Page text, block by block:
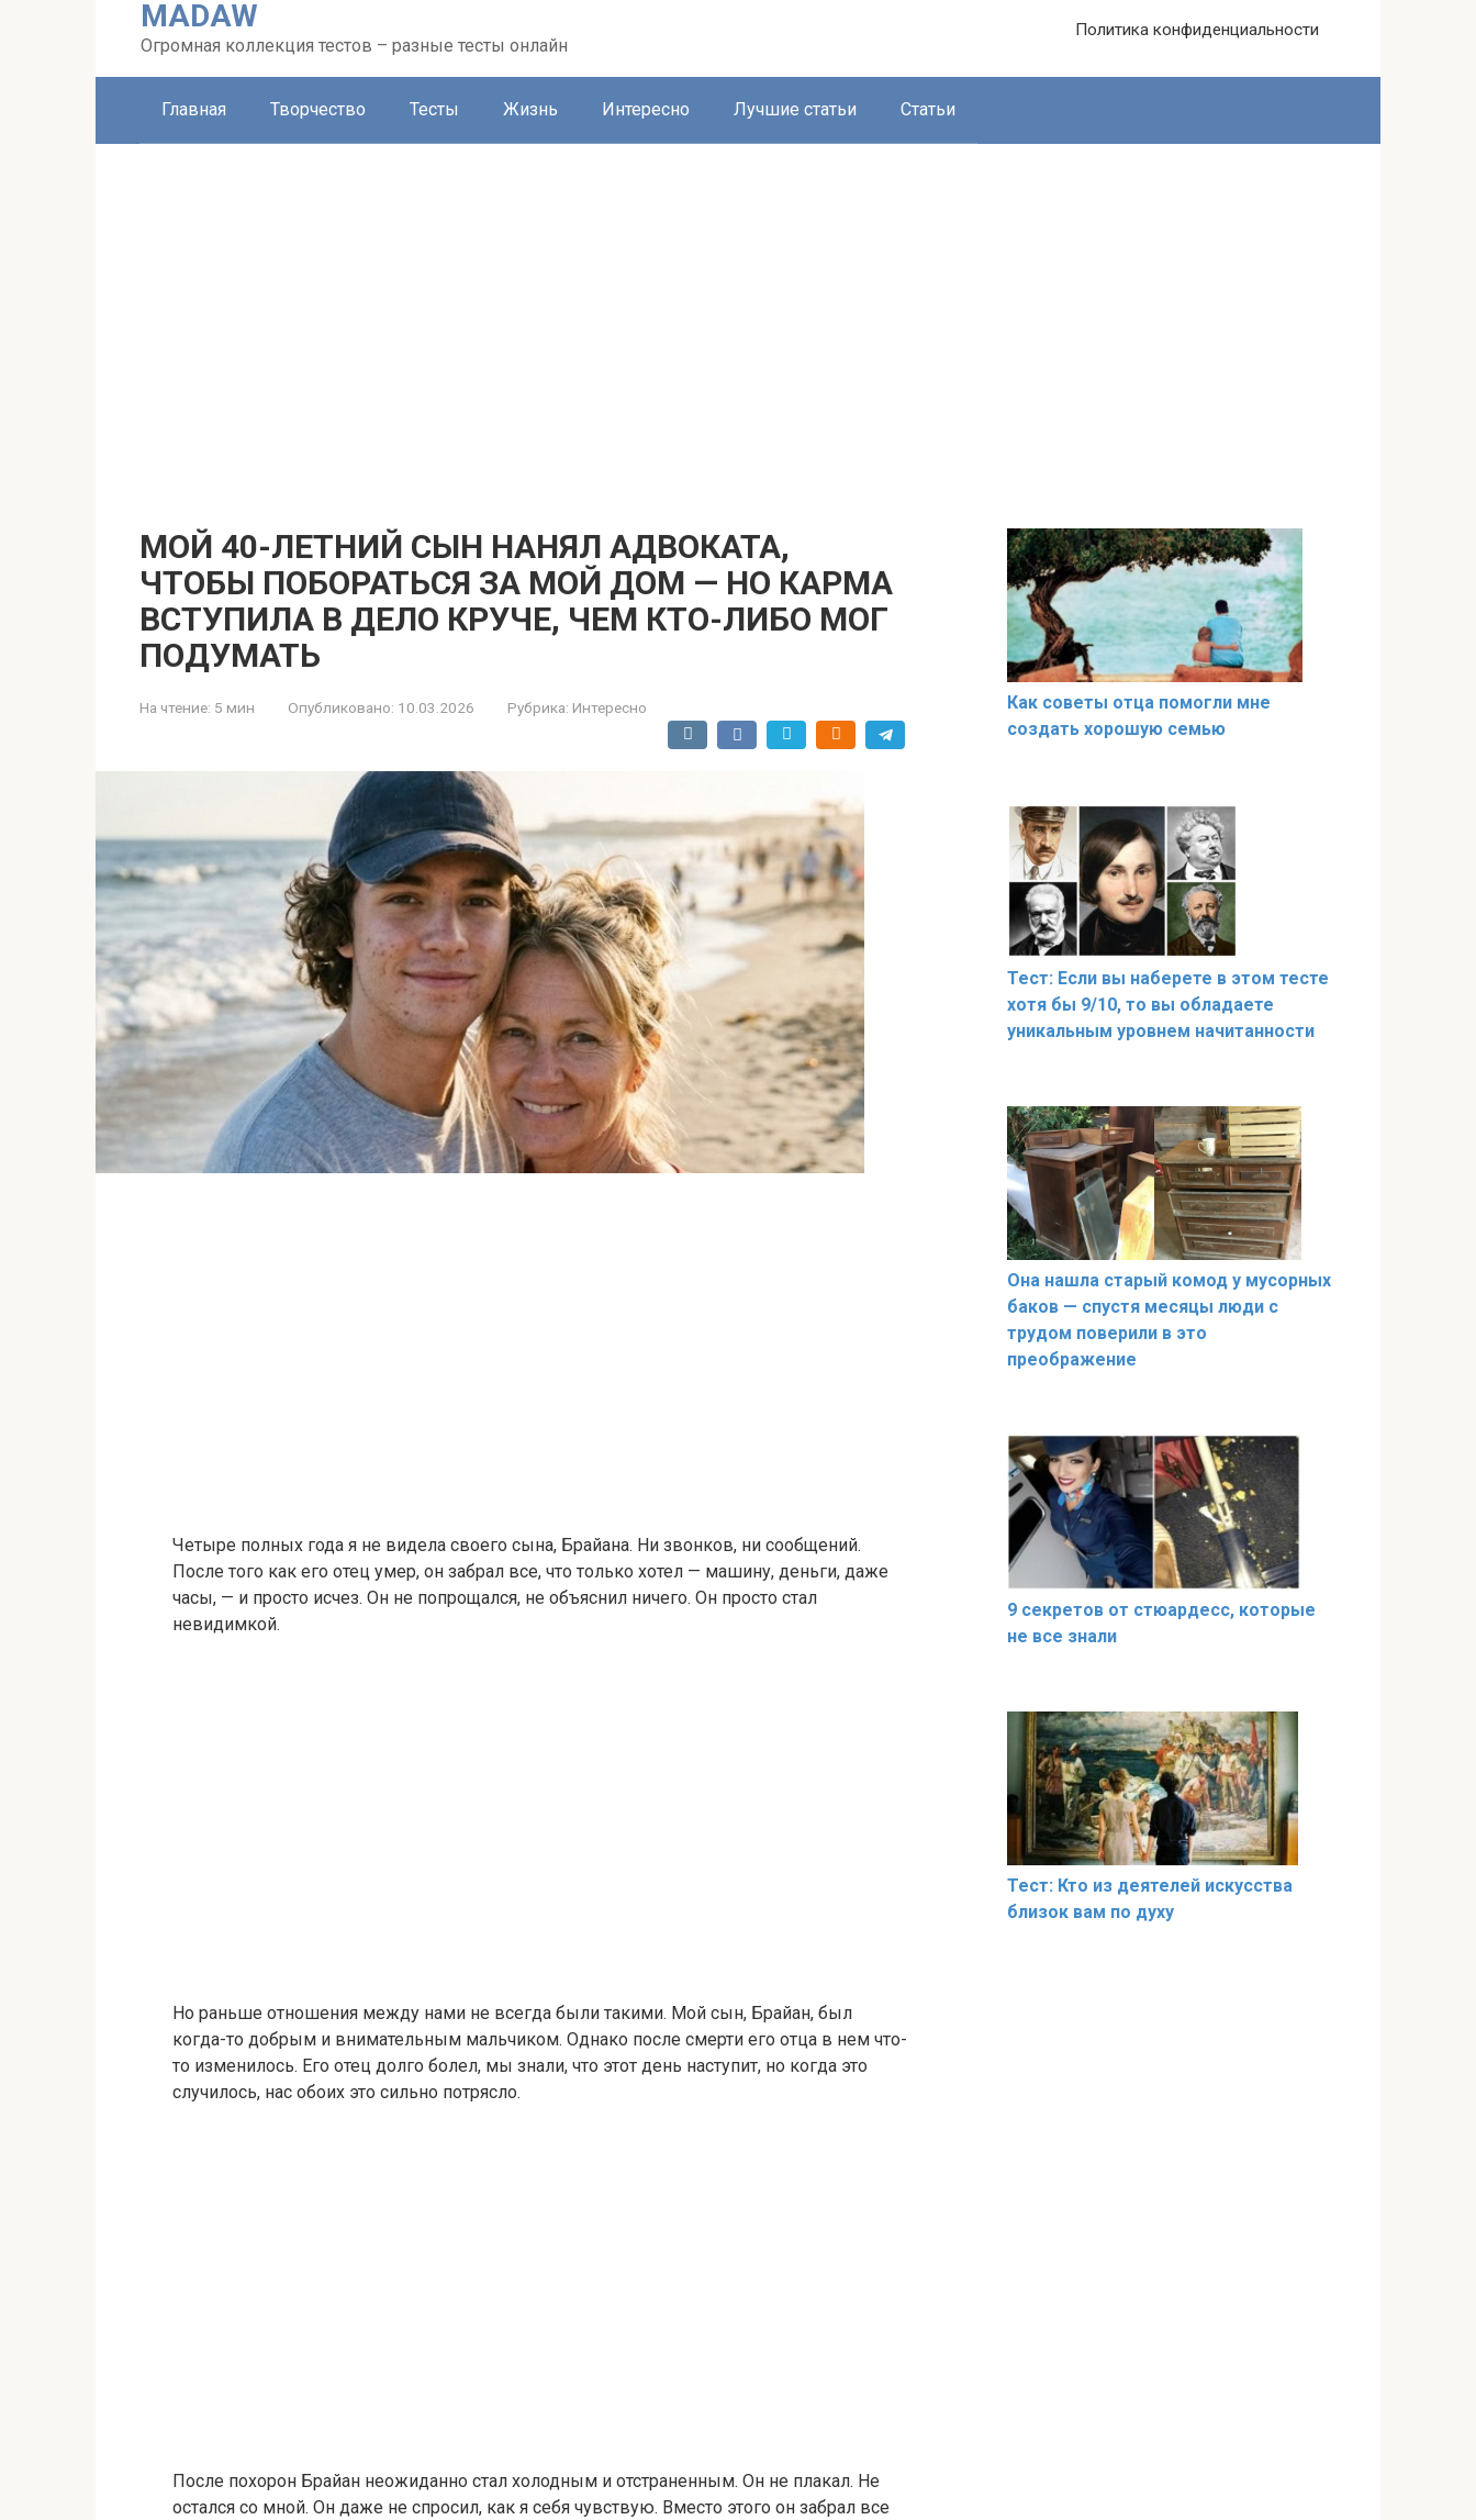
MADAW
Огромная коллекция тестов – разные тесты онлайн
Политика конфиденциальности
Главная Творчество Тесты Жизнь Интересно Лучшие статьи Статьи
МОЙ 40-ЛЕТНИЙ СЫН НАНЯЛ АДВОКАТА,
ЧТОБЫ ПОБОРАТЬСЯ ЗА МОЙ ДОМ — НО КАРМА
ВСТУПИЛА В ДЕЛО КРУЧЕ, ЧЕМ КТО-ЛИБО МОГ
ПОДУМАТЬ
На чтение: 5 мин Опубликовано: 10.03.2026 Рубрика: Интересно
Четыре полных года я не видела своего сына, Брайана. Ни звонков, ни сообщений.
После того как его отец умер, он забрал все, что только хотел — машину, деньги, даже
часы, — и просто исчез. Он не попрощался, не объяснил ничего. Он просто стал
невидимкой.
Но раньше отношения между нами не всегда были такими. Мой сын, Брайан, был
когда-то добрым и внимательным мальчиком. Однако после смерти его отца в нем что-
то изменилось. Его отец долго болел, мы знали, что этот день наступит, но когда это
случилось, нас обоих это сильно потрясло.
После похорон Брайан неожиданно стал холодным и отстраненным. Он не плакал. Не
остался со мной. Он даже не спросил, как я себя чувствую. Вместо этого он забрал все
Как советы отца помогли мне
создать хорошую семью
Тест: Если вы наберете в этом тесте
хотя бы 9/10, то вы обладаете
уникальным уровнем начитанности
Она нашла старый комод у мусорных
баков — спустя месяцы люди с
трудом поверили в это
преображение
9 секретов от стюардесс, которые
не все знали
Тест: Кто из деятелей искусства
близок вам по духу